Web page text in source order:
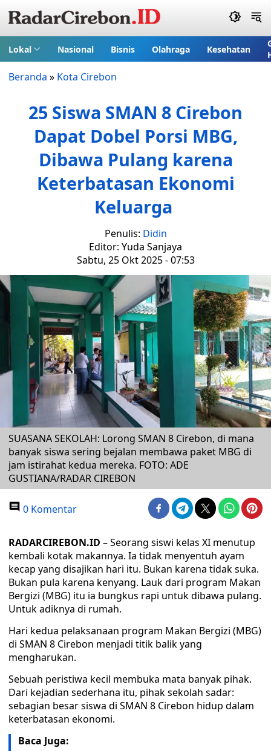
Lokal Nasional Bisnis Olahraga Kesehatan
Beranda » Kota Cirebon
25 Siswa SMAN 8 Cirebon
Dapat Dobel Porsi MBG,
Dibawa Pulang karena
Keterbatasan Ekonomi
Keluarga
Penulis: Didin
Editor: Yuda Sanjaya
Sabtu, 25 Okt 2025 - 07:53
SUASANA SEKOLAH: Lorong SMAN 8 Cirebon, di mana
banyak siswa sering bejalan membawa paket MBG di
jam istirahat kedua mereka. FOTO: ADE
GUSTIANA/RADAR CIREBON
0 Komentar
RADARCIREBON.ID – Seorang siswi kelas XI menutup
kembali kotak makannya. Ia tidak menyentuh ayam
kecap yang disajikan hari itu. Bukan karena tidak suka.
Bukan pula karena kenyang. Lauk dari program Makan
Bergizi (MBG) itu ia bungkus rapi untuk dibawa pulang.
Untuk adiknya di rumah.
Hari kedua pelaksanaan program Makan Bergizi (MBG)
di SMAN 8 Cirebon menjadi titik balik yang
mengharukan.
Sebuah peristiwa kecil membuka mata banyak pihak.
Dari kejadian sederhana itu, pihak sekolah sadar:
sebagian besar siswa di SMAN 8 Cirebon hidup dalam
keterbatasan ekonomi.
Baca Juga: